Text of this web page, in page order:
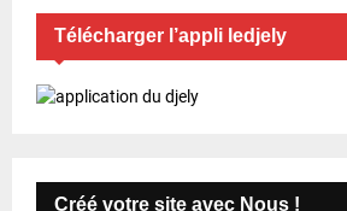
Télécharger l’appli ledjely
Créé votre site avec Nous !